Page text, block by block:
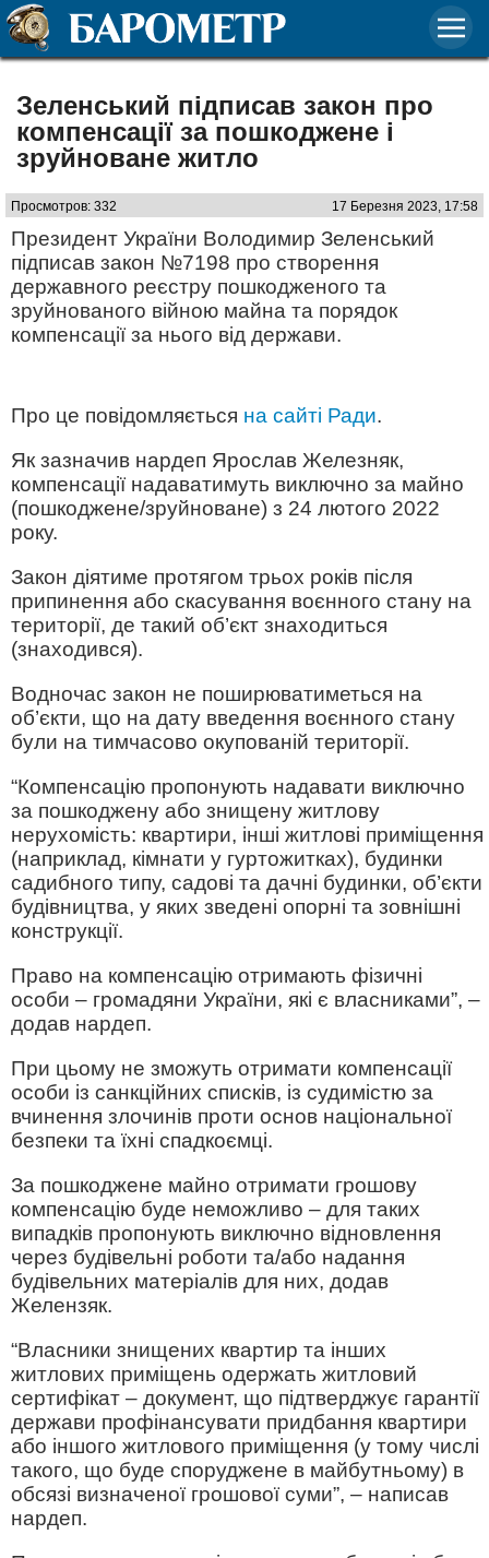
Зеленський підписав закон про
компенсації за пошкоджене і
зруйноване житло
Просмотров: 332 17 Березня 2023, 17:58
Президент України Володимир Зеленський
підписав закон №7198 про створення
державного реєстру пошкодженого та
зруйнованого війною майна та порядок
компенсації за нього від держави.
Про це повідомляється на сайті Ради.
Як зазначив нардеп Ярослав Железняк,
компенсації надаватимуть виключно за майно
(пошкоджене/зруйноване) з 24 лютого 2022
року.
Закон діятиме протягом трьох років після
припинення або скасування воєнного стану на
території, де такий об’єкт знаходиться
(знаходився).
Водночас закон не поширюватиметься на
об’єкти, що на дату введення воєнного стану
були на тимчасово окупованій території.
“Компенсацію пропонують надавати виключно
за пошкоджену або знищену житлову
нерухомість: квартири, інші житлові приміщення
(наприклад, кімнати у гуртожитках), будинки
садибного типу, садові та дачні будинки, об’єкти
будівництва, у яких зведені опорні та зовнішні
конструкції.
Право на компенсацію отримають фізичні
особи – громадяни України, які є власниками”, –
додав нардеп.
При цьому не зможуть отримати компенсації
особи із санкційних списків, із судимістю за
вчинення злочинів проти основ національної
безпеки та їхні спадкоємці.
За пошкоджене майно отримати грошову
компенсацію буде неможливо – для таких
випадків пропонують виключно відновлення
через будівельні роботи та/або надання
будівельних матеріалів для них, додав
Желензяк.
“Власники знищених квартир та інших
житлових приміщень одержать житловий
сертифікат – документ, що підтверджує гарантії
держави профінансувати придбання квартири
або іншого житлового приміщення (у тому числі
такого, що буде споруджене в майбутньому) в
обсязі визначеної грошової суми”, – написав
нардеп.